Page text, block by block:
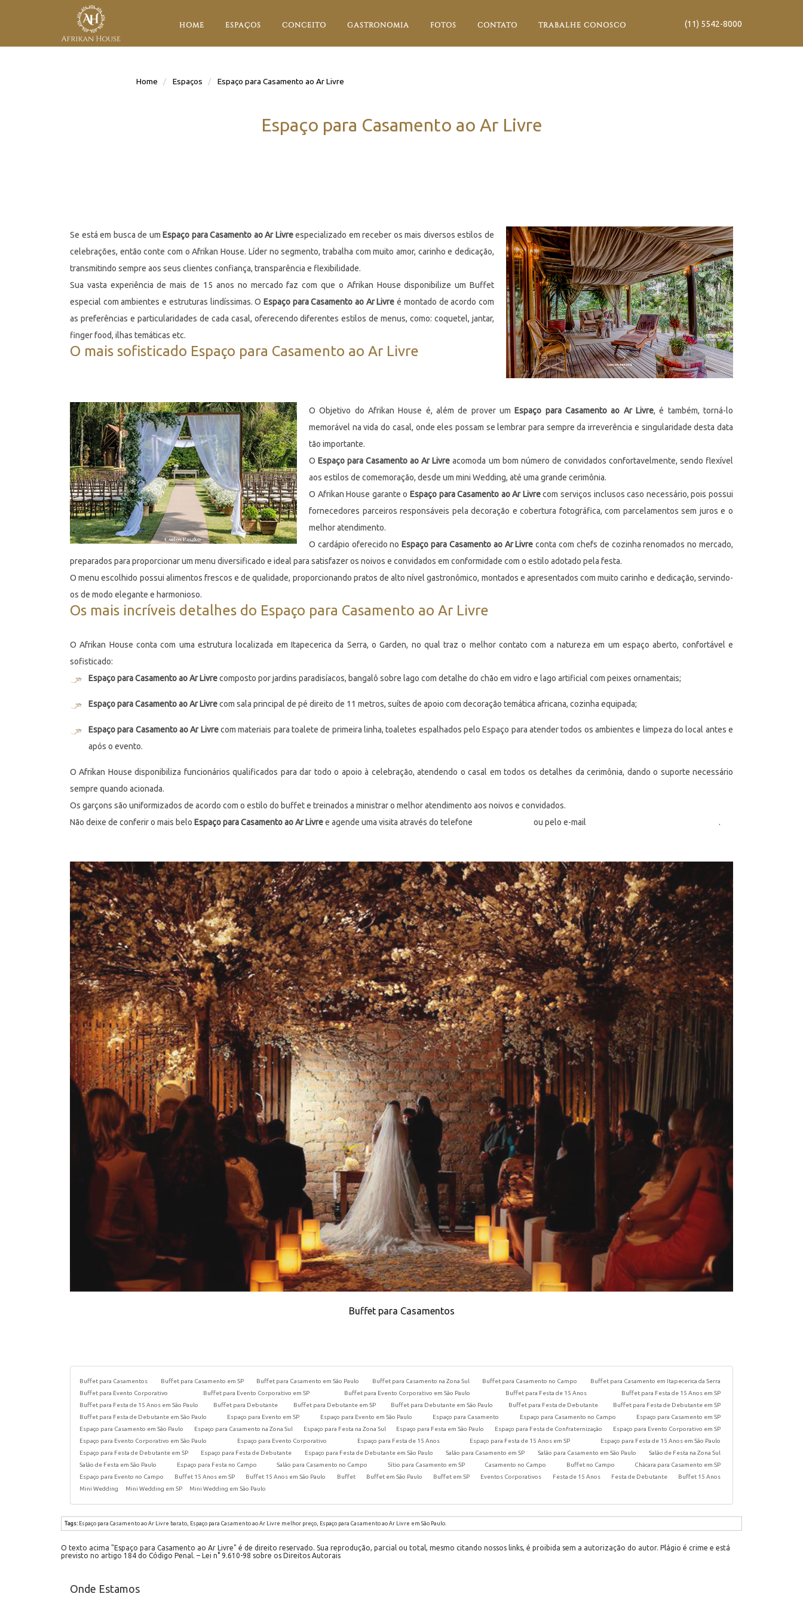
HOME ESPAÇOS CONCEITO GASTRONOMIA FOTOS CONTATO TRABALHE CONOSCO (11) 5542-8000
Home Espaços Espaço para Casamento ao Ar Livre
Espaço para Casamento ao Ar Livre
Se está em busca de um Espaço para Casamento ao Ar Livreespecializado em receber os mais diversos estilos de
celebrações, então conte com o Afrikan House. Líder no segmento, trabalha com muito amor, carinho e dedicação,
transmitindo sempre aos seus clientes confiança, transparência e flexibilidade.
Sua vasta experiência de mais de 15 anos no mercado faz com que o Afrikan House disponibilize um Buffet
especial com ambientes e estruturas lindíssimas. O Espaço para Casamento ao Ar Livre é montado de acordo com
as preferências e particularidades de cada casal, oferecendo diferentes estilos de menus, como: coquetel, jantar,
finger food, ilhas temáticas etc.
O mais sofisticado Espaço para Casamento ao Ar Livre
O Objetivo do Afrikan House é, além de prover um Espaço para Casamento ao Ar Livre, é também, torná-lo
memorável na vida do casal, onde eles possam se lembrar para sempre da irreverência e singularidade desta data
tão importante.
O Espaço para Casamento ao Ar Livre acomoda um bom número de convidados confortavelmente, sendo flexível
aos estilos de comemoração, desde um mini Wedding, até uma grande cerimônia.
O Afrikan House garante o Espaço para Casamento ao Ar Livrecom serviços inclusos caso necessário, pois possui
fornecedores parceiros responsáveis pela decoração e cobertura fotográfica, com parcelamentos sem juros e o
melhor atendimento.
O cardápio oferecido no Espaço para Casamento ao Ar Livre conta com chefs de cozinha renomados no mercado,
preparados para proporcionar um menu diversificado e ideal para satisfazer os noivos e convidados em conformidade com o estilo adotado pela festa.
O menu escolhido possui alimentos frescos e de qualidade, proporcionando pratos de alto nível gastronômico, montados e apresentados com muito carinho e dedicação, servindo-
os de modo elegante e harmonioso.
Os mais incríveis detalhes do Espaço para Casamento ao Ar Livre
O Afrikan House conta com uma estrutura localizada em Itapecerica da Serra, o Garden, no qual traz o melhor contato com a natureza em um espaço aberto, confortável e
sofisticado:
Espaço para Casamento ao Ar Livrecomposto por jardins paradisíacos, bangalô sobre lago com detalhe do chão em vidro e lago artificial com peixes ornamentais;
Espaço para Casamento ao Ar Livrecom sala principal de pé direito de 11 metros, suítes de apoio com decoração temática africana, cozinha equipada;
Espaço para Casamento ao Ar Livrecom materiais para toalete de primeira linha, toaletes espalhados pelo Espaço para atender todos os ambientes e limpeza do local antes e
após o evento.
O Afrikan House disponibiliza funcionários qualificados para dar todo o apoio à celebração, atendendo o casal em todos os detalhes da cerimônia, dando o suporte necessário
sempre quando acionada.
Os garçons são uniformizados de acordo com o estilo do buffet e treinados a ministrar o melhor atendimento aos noivos e convidados.
Não deixe de conferir o mais belo Espaço para Casamento ao Ar Livree agende uma visita através do telefone ou pelo e-mail .
Buffet para Casamentos
Buffet para Casamentos Buffet para Casamento em SP Buffet para Casamento em São Paulo Buffet para Casamento na Zona Sul Buffet para Casamento no Campo
Buffet para Casamento em Itapecerica da Serra
Buffet para Evento Corporativo
Buffet para Evento Corporativo em SP Buffet para Evento Corporativo em São Paulo Buffet para Festa de 15 Anos
Buffet para Festa de 15 Anos em SP
Buffet para Festa de 15 Anos em São Paulo
Buffet para Debutante Buffet para Debutante em SP Buffet para Debutante em São Paulo Buffet para Festa de Debutante
Buffet para Festa de Debutante em SP
Buffet para Festa de Debutante em São Paulo
Espaço para Evento em SP Espaço para Evento em São Paulo Espaço para Casamento Espaço para Casamento no Campo
Espaço para Casamento em SP
Espaço para Casamento em São Paulo
Espaço para Casamento na Zona Sul Espaço para Festa na Zona Sul Espaço para Festa em São Paulo Espaço para Festa de Confraternização
Espaço para Evento Corporativo em SP
Espaço para Evento Corporativo em São Paulo
Espaço para Evento Corporativo Espaço para Festa de 15 Anos Espaço para Festa de 15 Anos em SP
Espaço para Festa de 15 Anos em São Paulo
Espaço para Festa de Debutante em SP
Espaço para Festa de Debutante Espaço para Festa de Debutante em São Paulo Salão para Casamento em SP Salão para Casamento em São Paulo
Salão de Festa na Zona Sul
Salão de Festa em São Paulo
Espaço para Festa no Campo Salão para Casamento no Campo Sítio para Casamento em SP Casamento no Campo Buffet no Campo
Chácara para Casamento em SP
Espaço para Evento no Campo
Buffet 15 Anos em SP Buffet 15 Anos em São Paulo Buffet Buffet em São Paulo Buffet em SP Eventos Corporativos Festa de 15 Anos Festa de Debutante
Buffet 15 Anos
Mini Wedding
Mini Wedding em SP Mini Wedding em São Paulo
Tags: Espaço para Casamento ao Ar Livre barato, Espaço para Casamento ao Ar Livre melhor preço, Espaço para Casamento ao Ar Livre em São Paulo.
O texto acima "Espaço para Casamento ao Ar Livre" é de direito reservado. Sua reprodução, parcial ou total, mesmo citando nossos links, é proibida sem a autorização do autor. Plágio é crime e está
previsto no artigo 184 do Código Penal. – Lei n° 9.610-98 sobre os Direitos Autorais
Onde Estamos